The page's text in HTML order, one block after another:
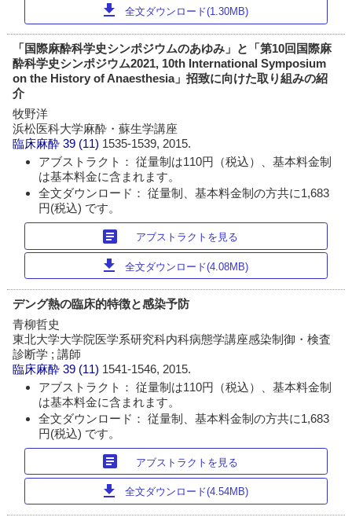
download 全文ダウンロード(1.30MB)
「国際麻酔科学史シンポジウムのあゆみ」と「第10回国際麻
酔科学史シンポジウム2021, 10th International Symposium
on the History of Anaesthesia」招致に向けた取り組みの紹
介
牧野洋
浜松医科大学麻酔・蘇生学講座
臨床麻酔 39 (11) 1535-1539, 2015.
アブストラクト： 従量制は110円（税込）、基本料金制
は基本料金に含まれます。
全文ダウンロード： 従量制、基本料金制の方共に1,683
円(税込) です。
article アブストラクトを見る
download 全文ダウンロード(4.08MB)
デング熱の臨床的特徴と感染予防
青柳哲史
東北大学大学院医学系研究科内科病態学講座感染制御・検査
診断学 ; 講師
臨床麻酔 39 (11) 1541-1546, 2015.
アブストラクト： 従量制は110円（税込）、基本料金制
は基本料金に含まれます。
全文ダウンロード： 従量制、基本料金制の方共に1,683
円(税込) です。
article アブストラクトを見る
download 全文ダウンロード(4.54MB)